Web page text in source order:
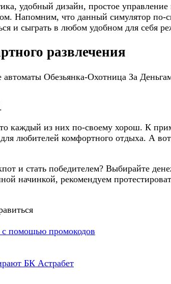
удобный дизайн, простое
Напомним, что данный симулятор по-
и сыграть в любом удобном для
развлечения
Обезьянка-Охотница За
каждый из них по-своему хорош. К
для любителей комфортного отдыха. А
и стать победителем? Выбирайте
начинкой, рекомендуем
с помощью промокодов
БК Астрабет